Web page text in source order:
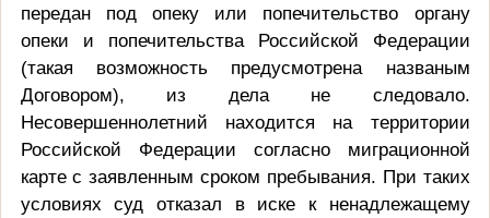
передан под опеку или попечительство органу
опеки и попечительства Российской Федерации
(такая возможность предусмотрена названым
Договором), из дела не следовало.
Несовершеннолетний находится на территории
Российской Федерации согласно миграционной
карте с заявленным сроком пребывания. При таких
условиях суд отказал в иске к ненадлежащему